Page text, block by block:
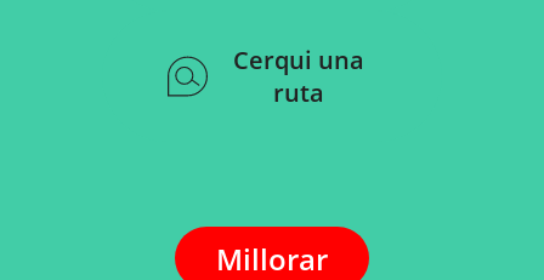
Cerqui una
ruta
Millorar